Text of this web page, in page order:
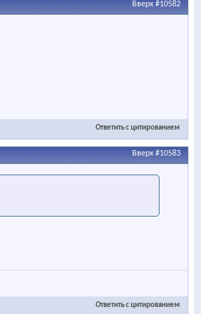
Вверх #10582
Ответить с цитированием
Вверх #10583
Ответить с цитированием